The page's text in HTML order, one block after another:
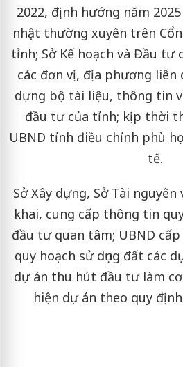
2022, định hướng năm
nhật thường xuyên trên
tỉnh; Sở Kế hoạch và Đầu
các đơn vị, địa phương liên
dựng bộ tài liệu, thông tin
đầu tư của tỉnh; kịp thời
UBND tỉnh điều chỉnh phù
tế.
Sở Xây dựng, Sở Tài
khai, cung cấp thông tin
đầu tư quan tâm; UBND
quy hoạch sử dụng đất các
dự án thu hút đầu tư làm
hiện dự án theo quy